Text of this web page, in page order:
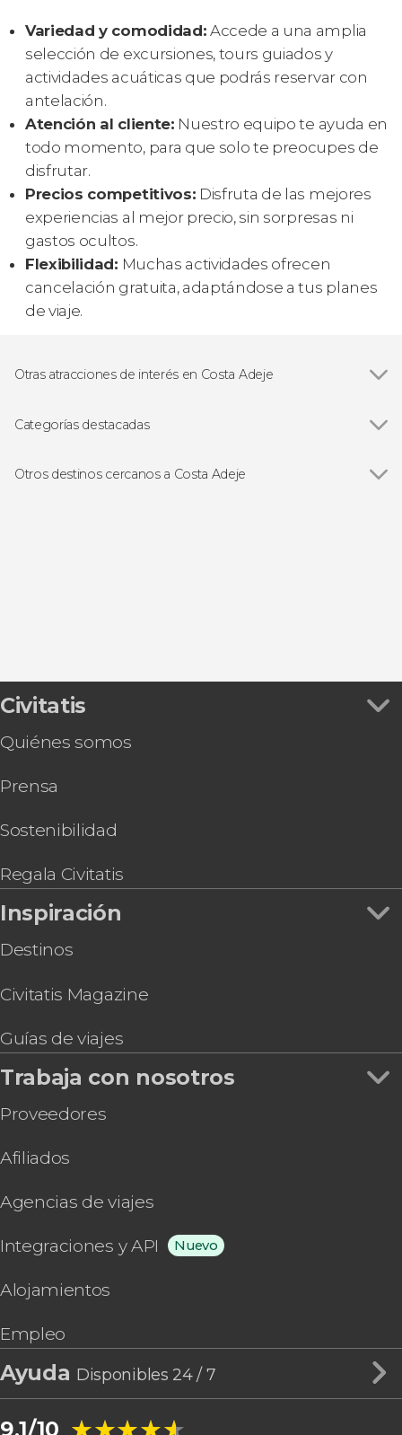
Variedad y comodidad: Accede a una amplia
selección de excursiones, tours guiados y
actividades acuáticas que podrás reservar con
antelación.
Atención al cliente: Nuestro equipo te ayuda en
todo momento, para que solo te preocupes de
disfrutar.
Precios competitivos: Disfruta de las mejores
experiencias al mejor precio, sin sorpresas ni
gastos ocultos.
Flexibilidad: Muchas actividades ofrecen
cancelación gratuita, adaptándose a tus planes
de viaje.
Otras atracciones de interés en Costa Adeje
Categorías destacadas
Entradas
Otros destinos cercanos a Costa Adeje
Civitatis
Quiénes somos
Prensa
Sostenibilidad
Regala Civitatis
Inspiración
Destinos
Civitatis Magazine
Guías de viajes
Trabaja con nosotros
Proveedores
Afiliados
Agencias de viajes
Integraciones y API Nuevo
Alojamientos
Empleo
Ayuda Disponibles 24 / 7
9,1/10